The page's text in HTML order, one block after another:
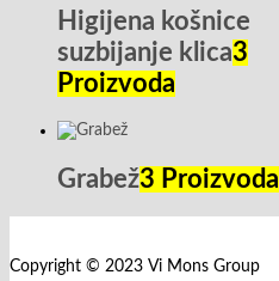
Higijena košnice
suzbijanje klica3
Proizvoda
Grabež3 Proizvoda
Copyright © 2023 Vi Mons Group